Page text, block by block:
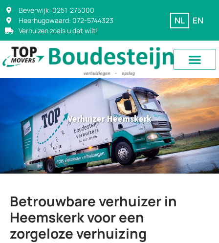
Beverwijk: 0251-275000
Heerhugowaard: 072-5744323
Verhuizen zoals u dat wilt!
NL EN
Verhuizer Heemskerk
Betrouwbare verhuizer in
Heemskerk voor een
zorgeloze verhuizing